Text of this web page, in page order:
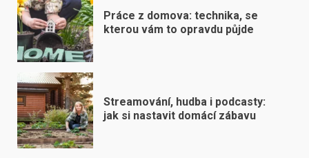
Práce z domova: technika, se
kterou vám to opravdu půjde
Streamování, hudba i podcasty:
jak si nastavit domácí zábavu